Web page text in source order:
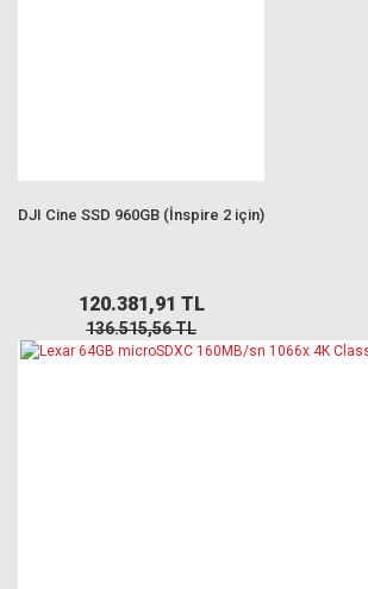
DJI Cine SSD 960GB (İnspire 2 için)
120.381,91 TL
136.515,56 TL